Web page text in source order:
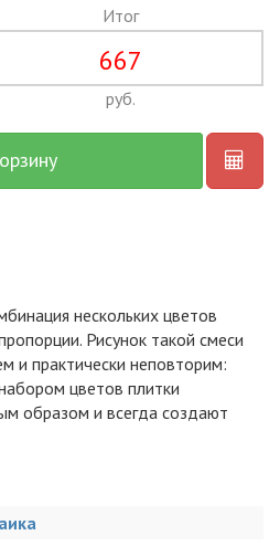
Итог
667
руб.
нескольких цветов
Рисунок такой смеси
и практически неповторим:
цветов плитки
образом и всегда создают